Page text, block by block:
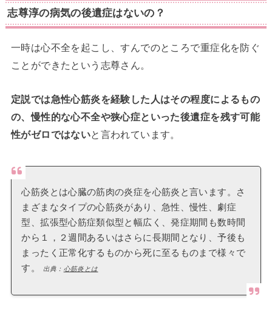
志尊淳の病気の後遺症はないの？
一時は心不全を起こし、すんでのところで重症化を防ぐ
ことができたという志尊さん。
定説では急性心筋炎を経験した人はその程度によるもの
の、慢性的な心不全や狭心症といった後遺症を残す可能
性がゼロではないと言われています。
心筋炎とは心臓の筋肉の炎症を心筋炎と言います。さ
まざまなタイプの心筋炎があり、急性、慢性、劇症
型、拡張型心筋症類似型と幅広く、発症期間も数時間
から１，２週間あるいはさらに長期間となり、予後も
まったく正常化するものから死に至るものまで様々で
す。
出典： 心筋炎とは